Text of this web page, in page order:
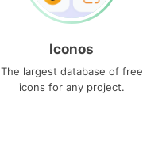
Iconos
The largest database of free
icons for any project.